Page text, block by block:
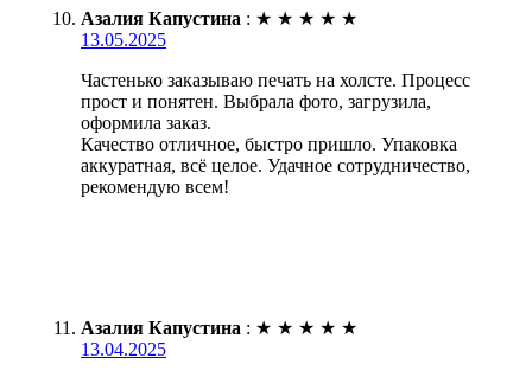
Азалия Капустина : ★ ★ ★ ★ ★
13.05.2025
Частенько заказываю печать на холсте. Процесс
прост и понятен. Выбрала фото, загрузила,
оформила заказ.
Качество отличное, быстро пришло. Упаковка
аккуратная, всё целое. Удачное сотрудничество,
рекомендую всем!
Азалия Капустина : ★ ★ ★ ★ ★
13.04.2025